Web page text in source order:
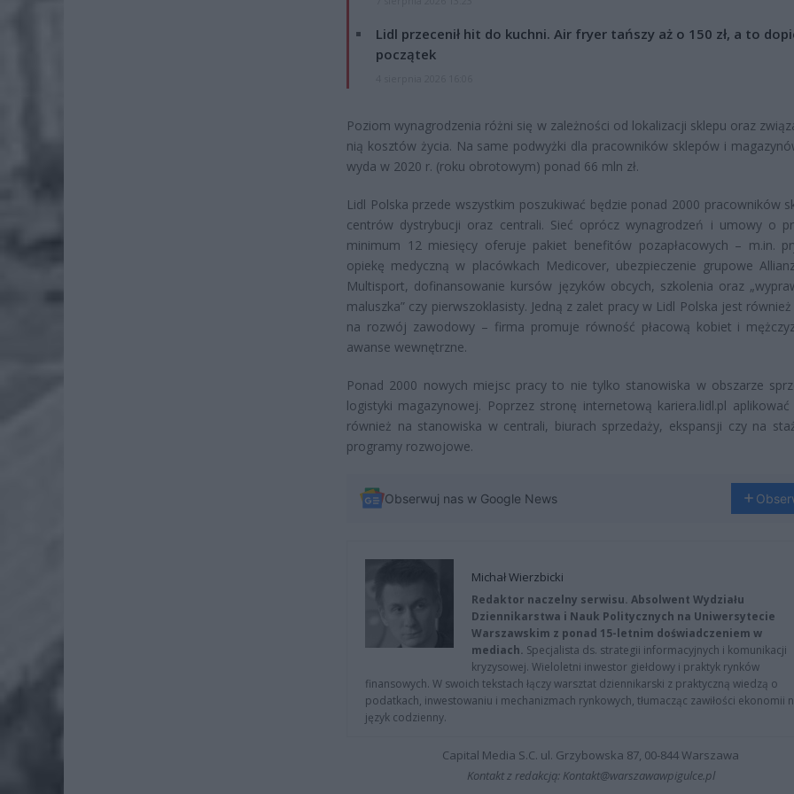
Lidl przecenił hit do kuchni. Air fryer tańszy aż o 150 zł, a to
początek
Poziom wynagrodzenia różni się w zależności od lokalizacji sklepu oraz
nią kosztów życia. Na same podwyżki dla pracowników sklepów i
wyda w 2020 r. (roku obrotowym) ponad 66 mln zł.
Lidl Polska przede wszystkim poszukiwać będzie ponad 2000 pracowników
centrów dystrybucji oraz centrali. Sieć oprócz wynagrodzeń i umowy o
minimum 12 miesięcy oferuje pakiet benefitów pozapłacowych – m.in.
opiekę medyczną w placówkach Medicover, ubezpieczenie grupowe
Multisport, dofinansowanie kursów języków obcych, szkolenia oraz
maluszka” czy pierwszoklasisty. Jedną z zalet pracy w Lidl Polska jest
na rozwój zawodowy – firma promuje równość płacową kobiet i
awanse wewnętrzne.
Ponad 2000 nowych miejsc pracy to nie tylko stanowiska w obszarze
logistyki magazynowej. Poprzez stronę internetową kariera.lidl.pl
również na stanowiska w centrali, biurach sprzedaży, ekspansji czy na
programy rozwojowe.
Obserwuj nas w Google News
Michał Wierzbicki
Redaktor naczelny serwisu. Absolwent Wydziału
Dziennikarstwa i Nauk Politycznych na Uniwersytecie
Warszawskim z ponad 15-letnim doświadczeniem w
mediach. Specjalista ds. strategii informacyjnych i komunikacji
kryzysowej. Wieloletni inwestor giełdowy i praktyk rynków
finansowych. W swoich tekstach łączy warsztat dziennikarski z praktyczną wiedzą o
podatkach, inwestowaniu i mechanizmach rynkowych, tłumacząc zawiłości ekonomii
język codzienny.
Capital Media S.C. ul. Grzybowska 87, 00-844 Warszawa
Kontakt z redakcją: Kontakt@warszawawpigulce.pl